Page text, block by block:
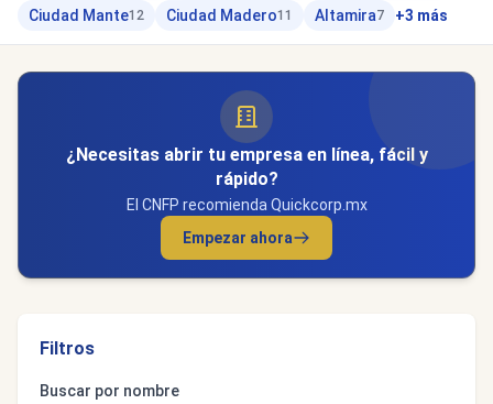
Ciudad Mante12 Ciudad Madero11 Altamira7 +3 más
¿Necesitas abrir tu empresa en línea, fácil y
rápido?
El CNFP recomienda Quickcorp.mx
Empezar ahora
Filtros
Buscar por nombre